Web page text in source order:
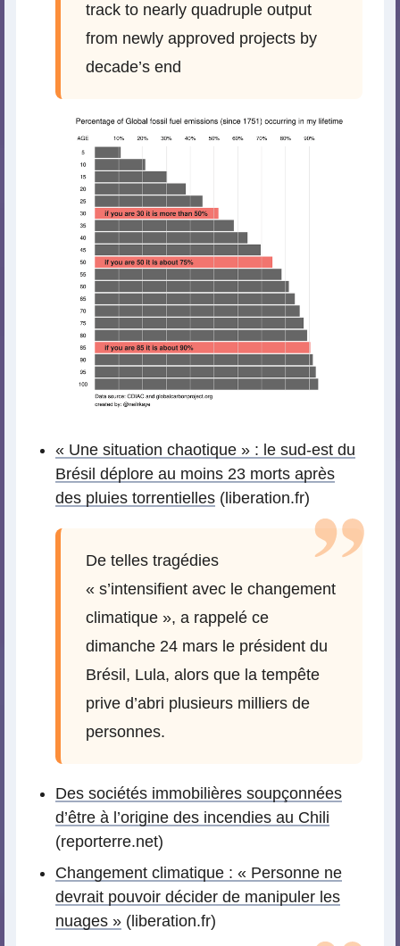
track to nearly quadruple output
from newly approved projects by
decade’s end
« Une situation chaotique » : le sud-est du
Brésil déplore au moins 23 morts après
des pluies torrentielles (liberation.fr)
De telles tragédies
« s’intensifient avec le changement
climatique », a rappelé ce
dimanche 24 mars le président du
Brésil, Lula, alors que la tempête
prive d’abri plusieurs milliers de
personnes.
Des sociétés immobilières soupçonnées
d’être à l’origine des incendies au Chili
(reporterre.net)
Changement climatique : « Personne ne
devrait pouvoir décider de manipuler les
nuages » (liberation.fr)